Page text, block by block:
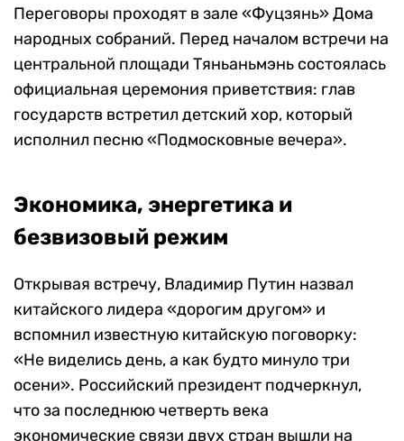
Переговоры проходят в зале «Фуцзянь» Дома
народных собраний. Перед началом встречи на
центральной площади Тяньаньмэнь состоялась
официальная церемония приветствия: глав
государств встретил детский хор, который
исполнил песню «Подмосковные вечера».
Экономика, энергетика и
безвизовый режим
Открывая встречу, Владимир Путин назвал
китайского лидера «дорогим другом» и
вспомнил известную китайскую поговорку:
«Не виделись день, а как будто минуло три
осени». Российский президент подчеркнул,
что за последнюю четверть века
экономические связи двух стран вышли на